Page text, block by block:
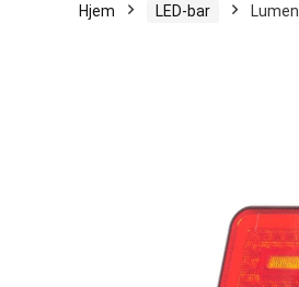
Hjem LED-bar